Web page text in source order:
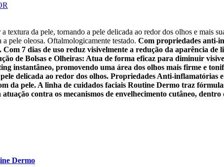
textura da pele, tornando a pele delicada ao redor dos olhos e mais
pele oleosa. Oftalmologicamente testado. Com propriedades anti-
7 dias de uso reduz visivelmente a redução da aparência de
de Bolsas e Olheiras: Atua de forma eficaz para diminuir
instantâneo, promovendo uma área dos olhos mais firme e
delicada ao redor dos olhos. Propriedades Anti-inflamatórias
da pele. A linha de cuidados faciais Routine Dermo traz
contra os mecanismos de envelhecimento cutâneo, dentro
Dermo